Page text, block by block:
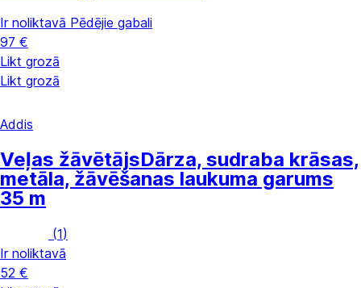
Ir noliktavā Pēdējie gabali
97 €
Likt grozā
Likt grozā
Addis
Veļas žāvētājsDārza, sudraba krāsas,
metāla, žāvēšanas laukuma garums
35 m
(1)
Ir noliktavā
52 €